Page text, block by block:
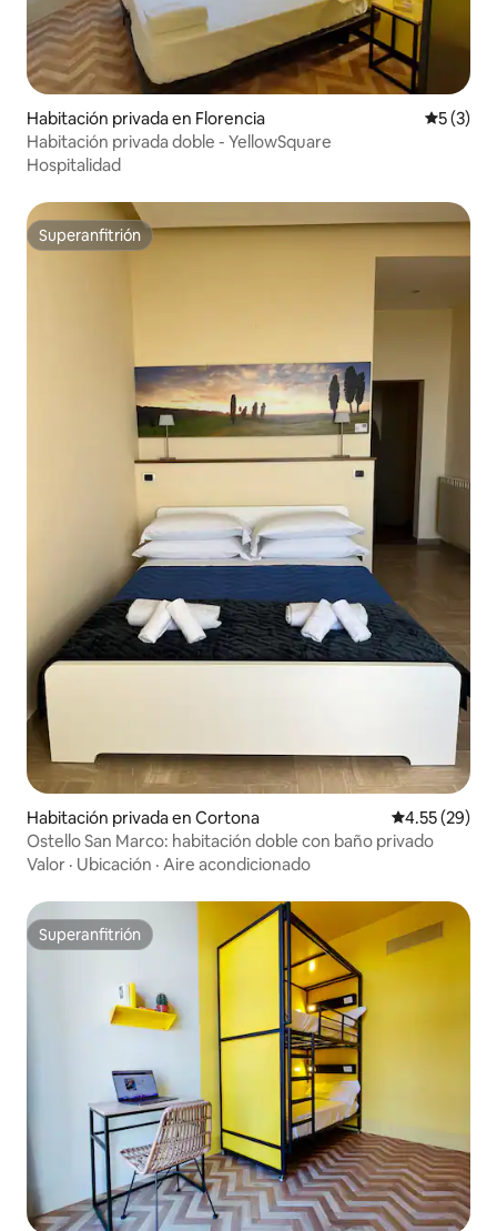
Habitación privada en Florencia
5 (3)
Habitación privada doble - YellowSquare
Hospitalidad
Superanfitrión
Superanfitrión
Habitación privada en Cortona Calificación
4.55 (29)
Ostello San Marco: habitación doble con baño privado
Valor · Ubicación · Aire acondicionado
Superanfitrión
Superanfitrión